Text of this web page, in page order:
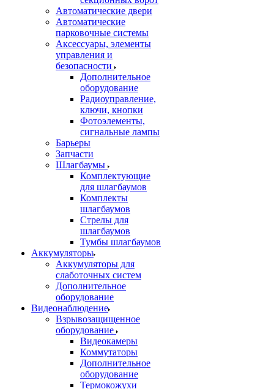
Автоматические двери
Автоматические
парковочные системы
Аксессуары, элементы
управления и
безопасности
Дополнительное
оборудование
Радиоуправление,
ключи, кнопки
Фотоэлементы,
сигнальные лампы
Барьеры
Запчасти
Шлагбаумы
Комплектующие
для шлагбаумов
Комплекты
шлагбаумов
Стрелы для
шлагбаумов
Тумбы шлагбаумов
Аккумуляторы
Аккумуляторы для
слаботочных систем
Дополнительное
оборудование
Видеонаблюдение
Взрывозащищенное
оборудование
Видеокамеры
Коммутаторы
Дополнительное
оборудование
Термокожухи